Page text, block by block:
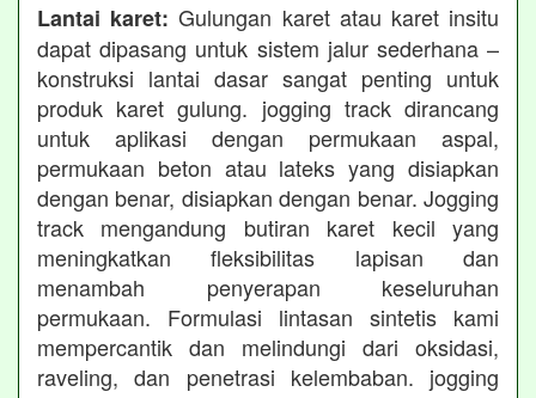
Lantai karet: Gulungan karet atau karet insitu
dapat dipasang untuk sistem jalur sederhana –
konstruksi lantai dasar sangat penting untuk
produk karet gulung. jogging track dirancang
untuk aplikasi dengan permukaan aspal,
permukaan beton atau lateks yang disiapkan
dengan benar, disiapkan dengan benar. Jogging
track mengandung butiran karet kecil yang
meningkatkan fleksibilitas lapisan dan
menambah penyerapan keseluruhan
permukaan. Formulasi lintasan sintetis kami
mempercantik dan melindungi dari oksidasi,
raveling, dan penetrasi kelembaban. jogging